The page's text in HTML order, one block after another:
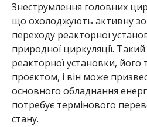
Знеструмлення головних
що охолоджують активну
переходу реакторної
природної циркуляції.
реакторної установки, його
проєктом, і він може
основного обладнання
потребує термінового
стану.